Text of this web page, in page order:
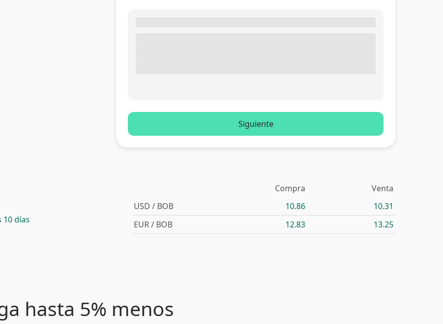
Siguiente
días
Compra
Venta
USD / BOB
10.86
10.31
EUR / BOB
12.83 13.25
hasta 5% menos